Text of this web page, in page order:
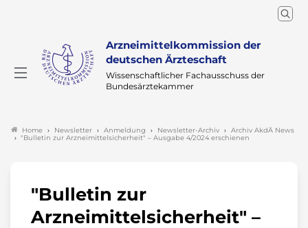
Arzneimittelkommission der
deutschen Ärzteschaft
Wissenschaftlicher Fachausschuss der
Bundesärztekammer
Home Newsletter Anmeldung Newsletter-Archiv
Archiv AkdÄ News
"Bulletin zur Arzneimittelsicherheit" – Ausgabe 4/2024 erschienen
"Bulletin zur
Arzneimittelsicherheit" –